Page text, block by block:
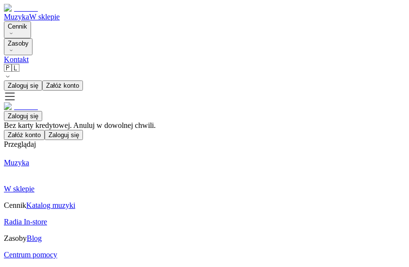
MuzykaW sklepie
Cennik
Zasoby
Kontakt
🇵🇱
Zaloguj się Załóż konto
Zaloguj się
Bez karty kredytowej. Anuluj w dowolnej chwili.
Załóż konto Zaloguj się
Przeglądaj
Muzyka
W sklepie
CennikKatalog muzyki
Radia In-store
ZasobyBlog
Centrum pomocy